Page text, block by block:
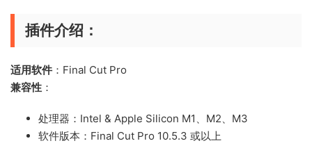
插件介绍：
适用软件 ：Final Cut Pro
兼容性 ：
处理器：Intel & Apple Silicon M1、M2、M3
软件版本：Final Cut Pro 10.5.3 或以上